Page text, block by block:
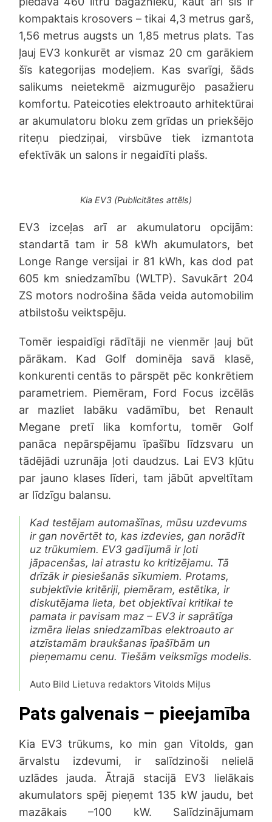
kompaktais krosovers – tikai 4,3 metrus garš,
1,56 metrus augsts un 1,85 metrus plats. Tas
ļauj EV3 konkurēt ar vismaz 20 cm garākiem
šīs kategorijas modeļiem. Kas svarīgi, šāds
salikums neietekmē aizmugurējo pasažieru
komfortu. Pateicoties elektroauto arhitektūrai
ar akumulatoru bloku zem grīdas un priekšējo
riteņu piedziņai, virsbūve tiek izmantota
efektīvāk un salons ir negaidīti plašs.
Kia EV3 (Publicitātes attēls)
EV3 izceļas arī ar akumulatoru opcijām:
standartā tam ir 58 kWh akumulators, bet
Longe Range versijai ir 81 kWh, kas dod pat
605 km sniedzamību (WLTP). Savukārt 204
ZS motors nodrošina šāda veida automobilim
atbilstošu veiktspēju.
Tomēr iespaidīgi rādītāji ne vienmēr ļauj būt
pārākam. Kad Golf dominēja savā klasē,
konkurenti centās to pārspēt pēc konkrētiem
parametriem. Piemēram, Ford Focus izcēlās
ar mazliet labāku vadāmību, bet Renault
Megane pretī lika komfortu, tomēr Golf
panāca nepārspējamu īpašību līdzsvaru un
tādējādi uzrunāja ļoti daudzus. Lai EV3 kļūtu
par jauno klases līderi, tam jābūt apveltītam
ar līdzīgu balansu.
Kad testējam automašīnas, mūsu uzdevums
ir gan novērtēt to, kas izdevies, gan norādīt
uz trūkumiem. EV3 gadījumā ir ļoti
jāpacenšas, lai atrastu ko kritizējamu. Tā
drīzāk ir piesiešanās sīkumiem. Protams,
subjektīvie kritēriji, piemēram, estētika, ir
diskutējama lieta, bet objektīvai kritikai te
pamata ir pavisam maz – EV3 ir saprātīga
izmēra lielas sniedzamības elektroauto ar
atzīstamām braukšanas īpašībām un
pieņemamu cenu. Tiešām veiksmīgs modelis.
Auto Bild Lietuva redaktors Vitolds Miļus
Pats galvenais – pieejamība
Kia EV3 trūkums, ko min gan Vitolds, gan
ārvalstu izdevumi, ir salīdzinoši nelielā
uzlādes jauda. Ātrajā stacijā EV3 lielākais
akumulators spēj pieņemt 135 kW jaudu, bet
mazākais –100 kW. Salīdzinājumam